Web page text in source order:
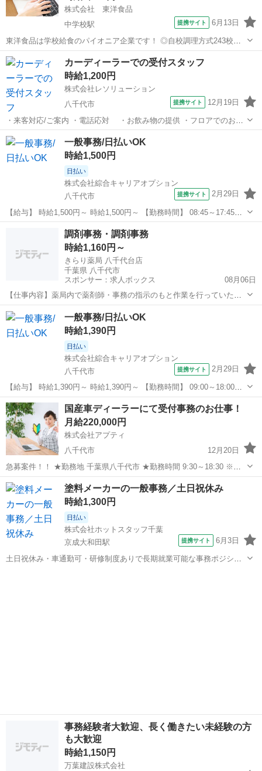
株式会社 東洋食品
中学校駅
提携サイト 6月13日
東洋食品は学校給食のパイオニア企業です！ ◎自校調理方式243校以
上/ ◎センター方式321箇所以上 ★1日あたり150万食以上の学校給食
を、 北海道～九州、全国の子どもたちに 毎日提供し続けています。
新卒・中途・若者...
千葉 中学校駅 一般事務
カーディーラーでの受付スタッフ
時給1,200円
株式会社レソリューション
八千代市
提携サイト 12月19日
・来客対応/ご案内 ・電話応対 ・お飲み物の提供 ・フロアでのお客
様対応 ・お子様のお相手(商談時) ・電話対応 ・カタログの補充、店内
清掃 ・その他事務作業 女性スタッフ活躍中！ 未経験の方でも安心し
てお仕事を始めるこ...
千葉 一般事務
一般事務/日払いOK
時給1,500円
日払い
株式会社綜合キャリアオプション
八千代市
提携サイト 2月29日
【給与】 時給1,500円～ 時給1,500円～ 【勤務時間】 08:45～17:45
【休日】 土日祝(会社カレンダー) 【お仕事内容】 【社員希望・紹介予
定！】経験活かしてステップUP！！女性も多数カツヤク中♪★他...
八千代市 一般事務
調剤事務・調剤事務
時給1,160円～
きらり薬局 八千代台店
千葉県 八千代市
スポンサー：求人ボックス
08月06日
【仕事内容】薬局内で薬剤師・事務の指示のもと作業を行っていただ
きますが、未経験でも安心してできる業務です コツコツ作業やルーテ
ィン業務がお好きな方にぴったりのお仕事です! <雇い入れ直後> 〇専
用BOXを使用した軽作業 …所定の箇...
アルバイト・パート
一般事務/日払いOK
時給1,390円
日払い
株式会社綜合キャリアオプション
八千代市
提携サイト 2月29日
【給与】 時給1,390円～ 時給1,390円～ 【勤務時間】 09:00～18:00
【休日】 土日祝(会社カレンダー) 【お仕事内容】 【未経験から安心ス
タート♪】土日祝休み！ちょこっと残業あり♪わっとワード活用！...
千葉 八千代市 一般事務
国産車ディーラーにて受付事務のお仕事！
月給220,000円
株式会社アプティ
八千代市
12月20日
急募案件！！ ★勤務地 千葉県八千代市 ★勤務時間 9:30～18:30 ※休
憩１時間 ★給与 月収22万円～ ※スキルや経験により変動あり ★雇用
形態 派遣（正社員登用の可能性あり）...
千葉 八千代市 ディーラー
塗料メーカーの一般事務／土日祝休み
時給1,300円
日払い
株式会社ホットスタッフ千葉
京成大和田駅
提携サイト 6月3日
土日祝休み・車通勤可・研修制度ありで長期就業可能な事務ポジショ
事務経験者大歓迎、長く働きたい未経験の方
も大歓迎
時給1,150円
万葉建設株式会社